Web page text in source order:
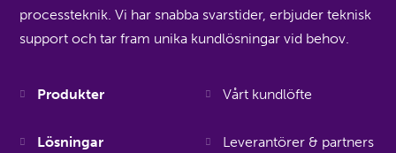
processteknik. Vi har snabba svarstider, erbjuder teknisk
support och tar fram unika kundlösningar vid behov.
Produkter
Lösningar
Vårt kundlöfte
Leverantörer & partners